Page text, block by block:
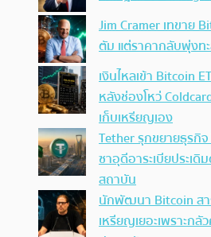
Jim Cramer เทขาย
ตัม แต่ราคากลับพุ่งท
เงินไหลเข้า Bitcoin
หลังช่องโหว่
เก็บเหรียญเอง
Tether รุกขยายธุรกิ
ซาอุดีอาระเบียประเ
สถาบัน
นักพัฒนา Bitcoin ส
เหรียญเยอะเพราะก